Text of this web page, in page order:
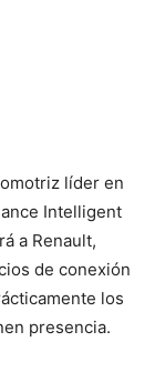
líder en
Intelligent
a Renault,
de conexión
los
presencia.